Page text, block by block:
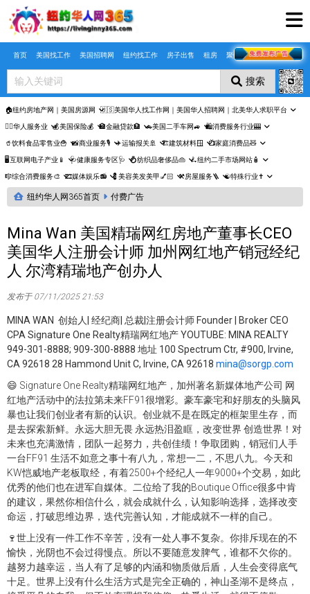
Skip to main content
首页 美国找工作 美国招聘网 纽约找工作 房子出售 租房 聚合页
搜索
🏠纽约房地产网｜美国房源网 🇺🇸美国华人找工作网｜美国华人招聘网｜北美华人求职平台
🤵‍♀️华人服务业 💰美国保险💰 🏦金融贷款🏦 🚗美国二手车网🚙 🛍️消费服务行业🎰
🥤饮料食品零售业🍟 📸商业服务🎙️ ✈️运输报关🚢 🏗️建筑材料🪟 📺家庭消费品🧸
🖥️互联网电子产业📱 🩺健康服务专区🩺 💍纺织品奢侈品👜 🛴纽约二手市场网站🧴
🎼综合消费服务🎨 🎞️媒体娱乐📻 💈美容美发美甲💅🏻 ⚒️房屋服务🪜 ☯️特殊行业✝️
纽约华人网365首页 付费广告
Mina Wan 美国精瑞网红房地产董事长CEO
美国华人注册会计师 加州网红地产销冠经纪
人 尔湾精瑞地产创办人
发布于 07/11/2025 21:53
MINA WAN 创始人| 经纪商| 总裁|注册会计师 Founder | Broker CEO
CPA Signature One Realty精瑞网红地产 YOUTUBE: MINA REALTY
949-301-8888; 909-300-8888 地址 100 Spectrum Ctr, #900, Irvine,
CA 92618 28 Hammond Unit C, Irvine, CA 92618 mina@sorgp.com
😄 Signature One Realty精瑞网红地产，加州著名新媒体地产公司 网
红地产活动中的法拉第未来FF91很增彩。豪车豪宅和好朋友的头脑风
暴也让我们创业者有新的认识。创业就不是在既定的框架里生存，而
是去探索新鲜。永远大胆无畏 永远热泪盈眶，改变世界 创造世界！对
未来也充满激情，团队一起努力，共创佳绩！争取团购，销冠们人手
一台FF91 生活不如意之事十有八九，常想一二，不思八九。今天和
KW恺威地产老板取经，有着2500+个经纪人一年9000+个交易，如此
优秀的他们也在进军自媒体。二位给了我的Boutique Office很多中肯
的建议，果然你相信什么，就会成就什么，认知影响选择，选择改变
命运，打破思维边界，迭代完善认知，才能成就不一样的自己。
🍷世上没有一件工作不辛苦，没有一处人事不复杂。你排斥现在的不
愉快，光阴也不会过得慢点。所以不要随意发脾气，谁都不欠你的。
越努力越幸运，当人有了足够的内涵和物质做后盾，人生会变得底气
十足。世界上没有什么生活方式是完全正确的，神山圣湖不是终点，